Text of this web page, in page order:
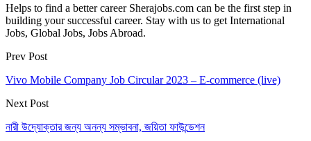
Helps to find a better career Sherajobs.com can be the first step in
building your successful career. Stay with us to get International
Jobs, Global Jobs, Jobs Abroad.
Prev Post
Vivo Mobile Company Job Circular 2023 – E-commerce (live)
Next Post
নারী উদ্যোক্তার জন্য অনন্য সম্ভাবনা, জয়িতা ফাউন্ডেশন